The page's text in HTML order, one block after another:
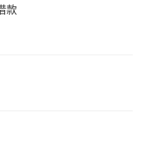
款